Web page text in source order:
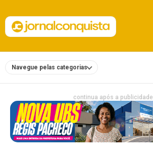
Navegue pelas categorias
continua após a publicidade